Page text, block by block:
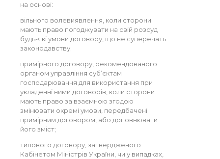
на основі:
вільного волевиявлення, коли сторони
мають право погоджувати на свій розсуд
будь-які умови договору, що не суперечать
законодавству;
примірного договору, рекомендованого
органом управління суб’єктам
господарювання для використання при
укладенні ними договорів, коли сторони
мають право за взаємною згодою
змінювати окремі умови, передбачені
примірним договором, або доповнювати
його зміст;
типового договору, затвердженого
Кабінетом Міністрів України, чи у випадках,